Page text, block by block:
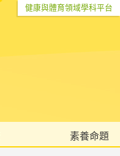
健康與體育領域學科平台
素養命題